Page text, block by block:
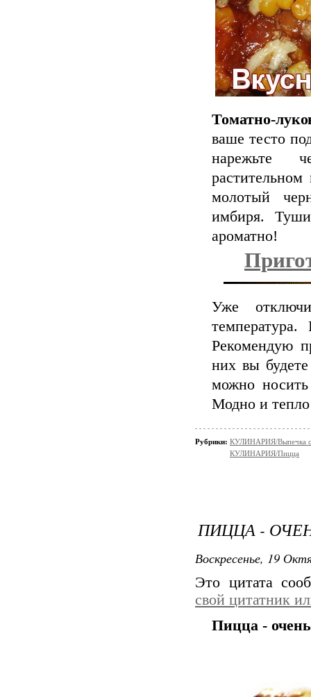
Томатно-
ваше тесто
нарежьте
молотый
имбиря.
ароматно!
Уже
Рекомендую
них вы
можно
Модно и тепло
Рубрики: КУЛИНАРИЯ/Выпечка
КУЛИНАРИЯ/Пицца
ПИЦЦА -
Воскресенье, 19
Это цитата
свой цитатник
Пицца -